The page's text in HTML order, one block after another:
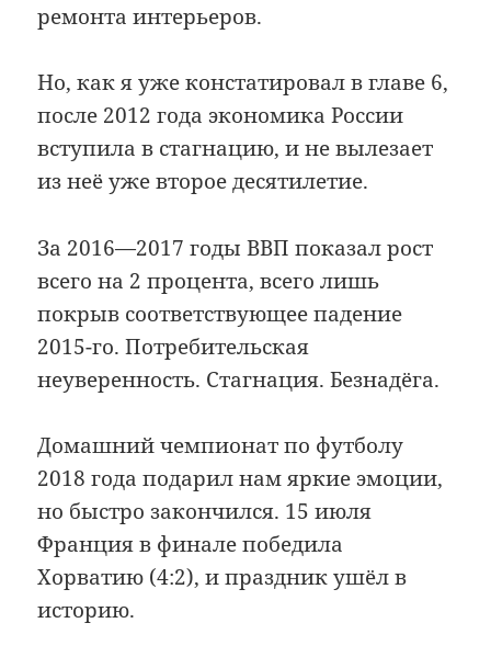
ремонта интерьеров.
Но, как я уже констатировал в главе 6,
после 2012 года экономика России
вступила в стагнацию, и не вылезает
из неё уже второе десятилетие.
За 2016—2017 годы ВВП показал рост
всего на 2 процента, всего лишь
покрыв соответствующее падение
2015-го. Потребительская
неуверенность. Стагнация. Безнадёга.
Домашний чемпионат по футболу
2018 года подарил нам яркие эмоции,
но быстро закончился. 15 июля
Франция в финале победила
Хорватию (4:2), и праздник ушёл в
историю.